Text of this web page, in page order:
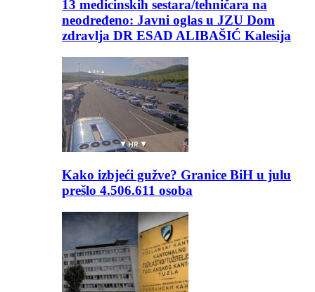
13 medicinskih sestara/tehničara na
neodređeno: Javni oglas u JZU Dom
zdravlja DR ESAD ALIBAŠIĆ Kalesija
Kako izbjeći gužve? Granice BiH u julu
prešlo 4.506.611 osoba